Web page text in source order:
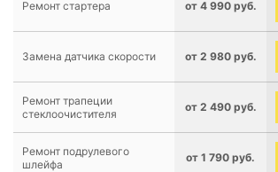
Ремонт стартера от 4 990 руб.
Замена датчика скорости от 2 980 руб.
Ремонт трапеции
стеклоочистителя
от 2 490 руб.
Ремонт подрулевого
шлейфа
от 1 790 руб.